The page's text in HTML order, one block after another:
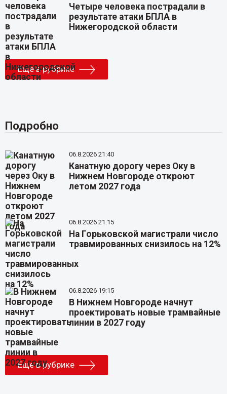
Четыре человека пострадали в
результате атаки БПЛА в
Нижегородской области
Еще в рубрике
Подробно
06.8.2026 21:40
Канатную дорогу через Оку в
Нижнем Новгороде откроют
летом 2027 года
06.8.2026 21:15
На Горьковской магистрали число
травмированных снизилось на 12%
06.8.2026 19:15
В Нижнем Новгороде начнут
проектировать новые трамвайные
линии в 2027 году
Еще в рубрике